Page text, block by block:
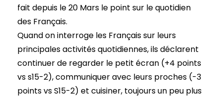
fait depuis le 20 Mars le point sur le quotidien
des Français.
Quand on interroge les Français sur leurs
principales activités quotidiennes, ils déclarent
continuer de regarder le petit écran (+4 points
vs s15-2), communiquer avec leurs proches (-3
points vs S15-2) et cuisiner, toujours un peu plus